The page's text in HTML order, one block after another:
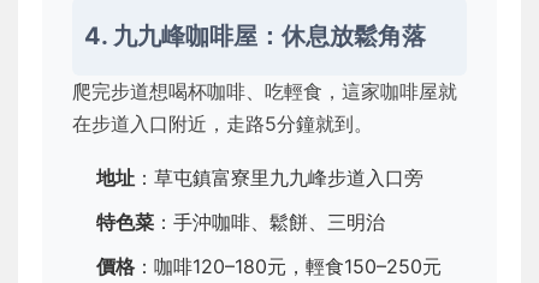
4. 九九峰咖啡屋：休息放鬆角落
爬完步道想喝杯咖啡、吃輕食，這家咖啡屋就
在步道入口附近，走路5分鐘就到。
地址 ：草屯鎮富寮里九九峰步道入口旁
特色菜 ：手沖咖啡、鬆餅、三明治
價格 ：咖啡120–180元，輕食150–250元